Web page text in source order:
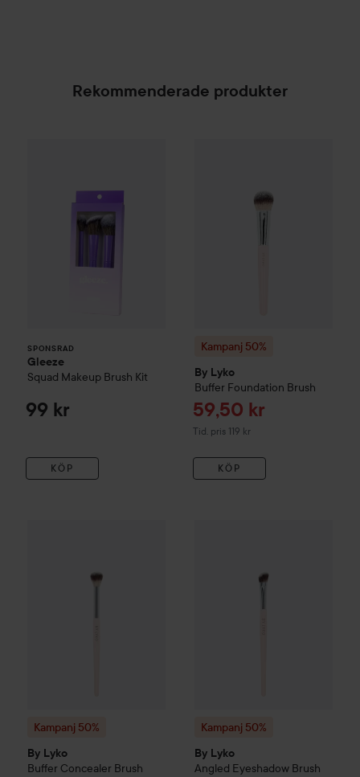
Rekommenderade produkter
SPONSRAD
Gleeze
Squad Makeup Brush Kit
99 kr
KÖP
Kampanj 50%
By Lyko
Buffer Foundation Brush
Reapris
59,50 kr
Tid. pris 119 kr
Tidigare pris 119 kr
KÖP
Kampanj 50%
By Lyko
Buffer Concealer Brush
Kampanj 50%
By Lyko
Angled Eyeshadow Brush